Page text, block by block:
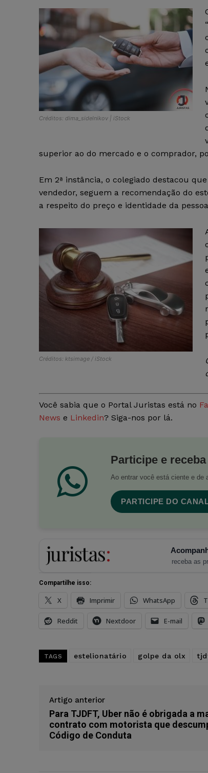
Créditos: dima_sidelnikov | iStock
superior ao do mercado e o comprador,
Em 2ª instância, o colegiado destacou
vendedor, seguem a recomendação do
a respeito do preço e identidade da
Créditos: ktsimage / iStock
Você sabia que o Portal Juristas está no
News e Linkedin? Siga-nos por lá.
Participe e
Ao entrar você está ciente e de
PARTICIPE DO
receba as
Compartilhe isso:
X Imprimir WhatsApp
Reddit Nextdoor E-mail
TAGS estelionatário golpe da olx
Artigo anterior
Para TJDFT, Uber não é obrigada a
contrato com motorista que
Código de Conduta